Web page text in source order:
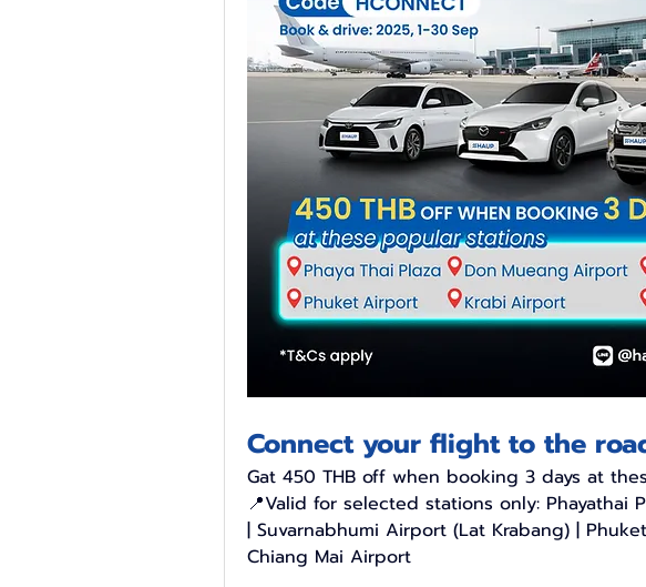
Connect your flight to the
Gat 450 THB off when booking 3 days at
📍Valid for selected stations only: Phayathai
| Suvarnabhumi Airport (Lat Krabang) |
Chiang Mai Airport